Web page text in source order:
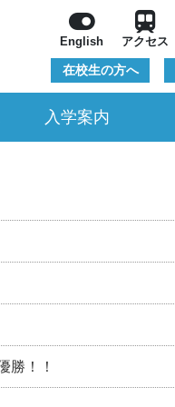
English アクセス
在校生の方へ
入学案内
勝！！